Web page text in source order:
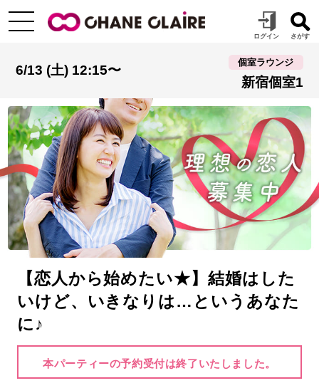
6/13 (土) 12:15〜
個室ラウンジ
新宿個室1
【恋人から始めたい★】結婚はした
いけど、いきなりは…というあなた
に♪
本パーティーの予約受付は終了いたしました。